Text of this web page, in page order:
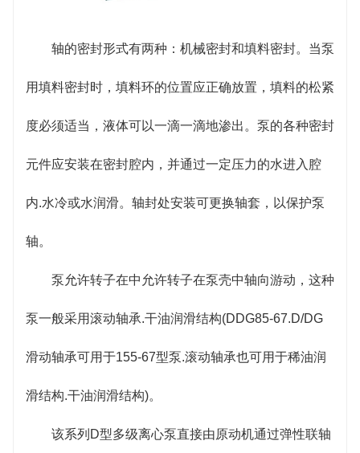
轴的密封形式有两种：机械密封和填料密封。当泵
用填料密封时，填料环的位置应正确放置，填料的松紧
度必须适当，液体可以一滴一滴地渗出。泵的各种密封
元件应安装在密封腔内，并通过一定压力的水进入腔
内.水冷或水润滑。轴封处安装可更换轴套，以保护泵
轴。
泵允许转子在中允许转子在泵壳中轴向游动，这种
泵一般采用滚动轴承.干油润滑结构(DDG85-67.D/DG
滑动轴承可用于155-67型泵.滚动轴承也可用于稀油润
滑结构.干油润滑结构)。
该系列D型多级离心泵直接由原动机通过弹性联轴